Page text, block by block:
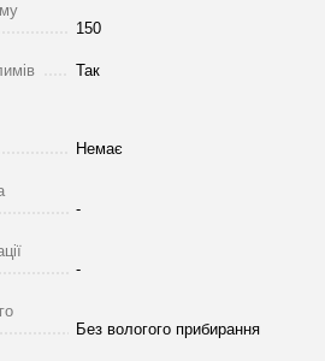
150
Так
Немає
-
-
Без вологого прибирання